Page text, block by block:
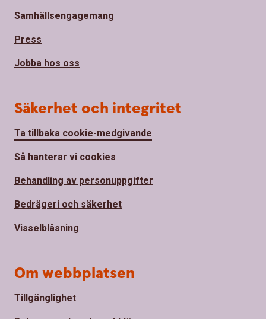
Samhällsengagemang
Press
Jobba hos oss
Säkerhet och integritet
Ta tillbaka cookie-medgivande
Så hanterar vi cookies
Behandling av personuppgifter
Bedrägeri och säkerhet
Visselblåsning
Om webbplatsen
Tillgänglighet